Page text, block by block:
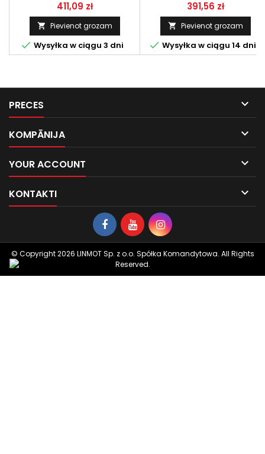
Cena
411,09 zł
 Pievienot grozam
 Wysyłka w ciągu 3 dni
Cena
391,56 zł
 Pievienot grozam
 Wysyłka w ciągu 14 dni
PRECES 
KOMPĀNIJA 
YOUR ACCOUNT 
KONTAKTI 
© Copyright 2026 LINMOT Sp. z o.o. Spółka Komandytowa. All Rights
Reserved.